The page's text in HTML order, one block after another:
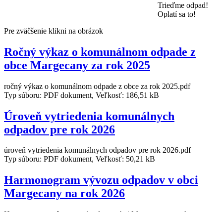
Trieďme odpad!
Oplatí sa to!
Pre zväčšenie klikni na obrázok
Ročný výkaz o komunálnom odpade z
obce Margecany za rok 2025
ročný výkaz o komunálnom odpade z obce za rok 2025.pdf
Typ súboru: PDF dokument, Veľkosť: 186,51 kB
Úroveň vytriedenia komunálnych
odpadov pre rok 2026
úroveň vytriedenia komunálnych odpadov pre rok 2026.pdf
Typ súboru: PDF dokument, Veľkosť: 50,21 kB
Harmonogram vývozu odpadov v obci
Margecany na rok 2026